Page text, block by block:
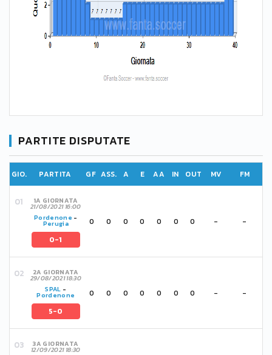
PARTITE DISPUTATE
GIO. PARTITA GF ASS. A E AA IN OUT MV FM
1A GIORNATA
21/08/2021 16:00
Pordenone -
Perugia
0-1
0 0 0 0 0 0 0 - -
2A GIORNATA
29/08/2021 18:30
SPAL -
Pordenone
5-0
0 0 0 0 0 0 0 - -
3A GIORNATA
12/09/2021 18:30